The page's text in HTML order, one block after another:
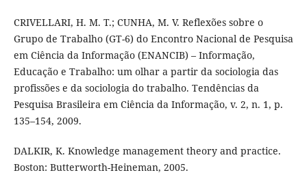
CRIVELLARI, H. M. T.; CUNHA, M. V. Reflexões sobre o
Grupo de Trabalho (GT-6) do Encontro Nacional de Pesquisa
em Ciência da Informação (ENANCIB) – Informação,
Educação e Trabalho: um olhar a partir da sociologia das
profissões e da sociologia do trabalho. Tendências da
Pesquisa Brasileira em Ciência da Informação, v. 2, n. 1, p.
135–154, 2009.
DALKIR, K. Knowledge management theory and practice.
Boston: Butterworth-Heineman, 2005.